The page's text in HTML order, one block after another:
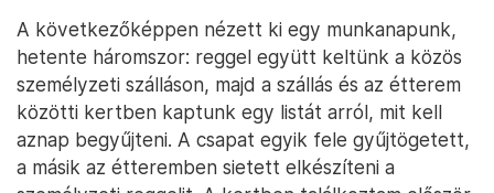
A következőképpen nézett ki egy munkanapunk,
hetente háromszor: reggel együtt keltünk a közös
személyzeti szálláson, majd a szállás és az étterem
közötti kertben kaptunk egy listát arról, mit kell
aznap begyűjteni. A csapat egyik fele gyűjtögetett,
a másik az étteremben sietett elkészíteni a